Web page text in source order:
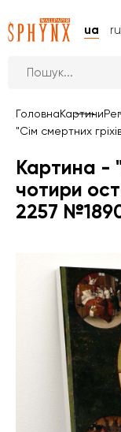
ua ru
ГоловнаКартини
"Сім смертних
Картина -
чотири
2257